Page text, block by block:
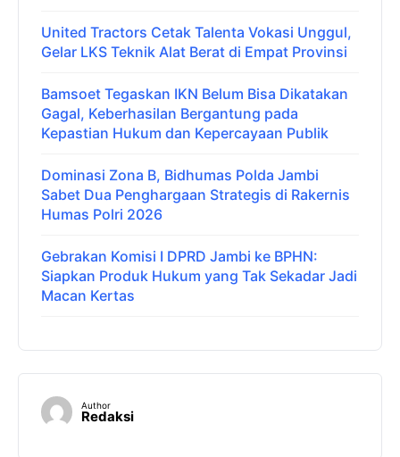
United Tractors Cetak Talenta Vokasi Unggul,
Gelar LKS Teknik Alat Berat di Empat Provinsi
Bamsoet Tegaskan IKN Belum Bisa Dikatakan
Gagal, Keberhasilan Bergantung pada
Kepastian Hukum dan Kepercayaan Publik
Dominasi Zona B, Bidhumas Polda Jambi
Sabet Dua Penghargaan Strategis di Rakernis
Humas Polri 2026
Gebrakan Komisi I DPRD Jambi ke BPHN:
Siapkan Produk Hukum yang Tak Sekadar Jadi
Macan Kertas
Author
Redaksi